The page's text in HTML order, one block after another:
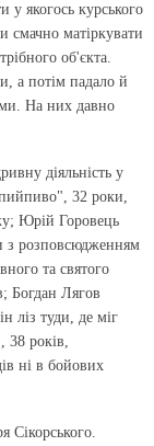
у якогось курського
смачно матіркувати
об'єкта.
а потім падало й
На них давно
діяльність у
32 роки,
Юрій Горовець
з розповсюдженням
та святого
Богдан Лягов
ліз туди, де міг
років,
ні в бойових
Сікорського.